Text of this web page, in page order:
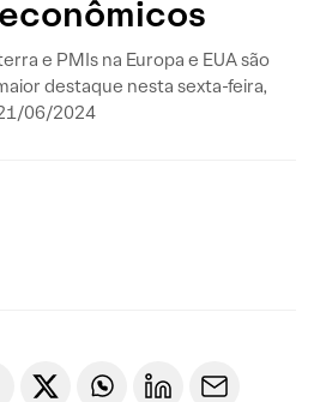
e PMIs na Europa e EUA são
destaque nesta sexta-feira,
06/2024